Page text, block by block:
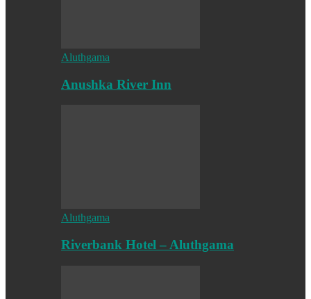
Aluthgama
Anushka River Inn
Aluthgama
Riverbank Hotel – Aluthgama